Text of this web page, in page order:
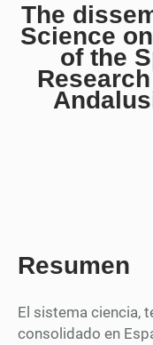
The
Science
of the
Resumen
El sistema ciencia,
consolidado en